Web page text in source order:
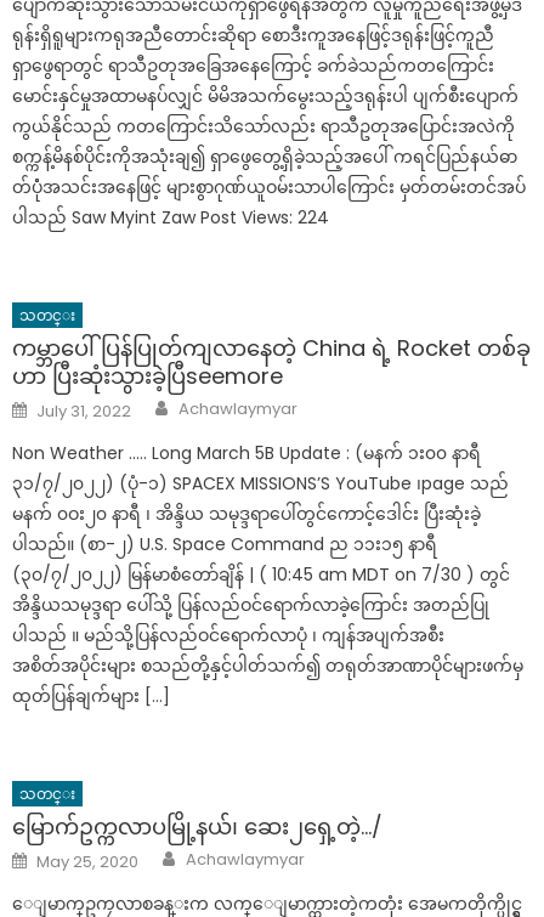
ပျောက်ဆုံးသွားသောသမီးငယ်ကိုရှာဖွေရန်အတွက် လူမှုကူညီရေးအဖွဲ့မှဒ
ရုန်းရှိရူများကရုအညီတောင်းဆိုရာ စောဒီးကူအနေဖြင့်ဒရုန်းဖြင့်ကူညီ
ရှာဖွေရာတွင် ရာသီဥတုအခြေအနေကြောင့် ခက်ခဲသည်ကတကြောင်း
မောင်းနှင်မှုအထာမနပ်လျှင် မိမိအသက်မွေးသည့်ဒရုန်းပါ ပျက်စီးပျောက်
ကွယ်နိုင်သည် ကတကြောင်းသိသော်လည်း ရာသီဥတုအပြောင်းအလဲကို
စက္ကန့်မိနစ်ပိုင်းကိုအသုံးချ၍ ရှာဖွေတွေ့ရှိခဲ့သည့်အပေါ် ကရင်ပြည်နယ်ဓာ
တ်ပုံံအသင်းအနေဖြင့် များစွာဂုဏ်ယူဝမ်းသာပါကြောင်း မှတ်တမ်းတင်အပ်
ပါသည် Saw Myint Zaw Post Views: 224
သတင္း
ကမ္ဘာပေါ်ပြန်ပြုတ်ကျလာနေတဲ့ China ရဲ့ Rocket တစ်ခု
ဟာ ​ပြီးဆုံးသွားခဲ့ပြီseemore
Posted
on
July 31, 2022 Author
Achawlaymyar
Non Weather ….. Long March 5B Update : (မနက် ၁း၀၀ နာရီ
၃၁/၇/၂၀၂၂) (ပုံ-၁) SPACEX MISSIONS’S YouTube ၊page သည်
မနက် ၀ဝး၂၀ နာရီ ၊ အိန္ဒိယ သမုဒ္ဒရာပေါ်တွင်ကောင့်ဒေါင်း ပြီးဆုံးခဲ့
ပါသည်။ (စာ-၂) U.S. Space Command ည ၁၁း၁၅ နာရီ
(၃၀/၇/၂၀၂၂) မြန်မာစံတော်ချိန် | ( 10:45 am MDT on 7/30 ) တွင်
အိန္ဒိယသမုဒ္ဒရာ ပေါ်သို့ ပြန်လည်ဝင်ရောက်လာခဲ့ကြောင်း အတည်ပြု
ပါသည် ။ မည်သို့ပြန်လည်ဝင်ရောက်လာပုံ ၊ ကျန်အပျက်အစီး
အစိတ်အပိုင်းများ စသည်တို့နှင့်ပါတ်သက်၍ တရုတ်အာဏာပိုင်များဖက်မှ
ထုတ်ပြန်ချက်များ […]
သတင္း
မြောက်ဥက္ကလာပမြို့နယ်၊ ဆေး၂​ရှေ့တဲ့…/
Posted
on
May 25, 2020 Author
Achawlaymyar
ေျမာက္ဥကၠလာစခန္းက လက္ေျမာက္ထားတဲ့ကတုံး အေမကတိုက္ပိုင္ရွ